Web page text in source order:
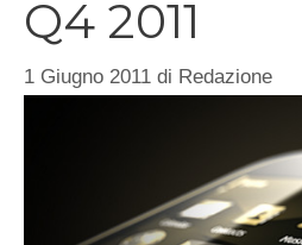
Q4 2011
1 Giugno 2011 di Redazione